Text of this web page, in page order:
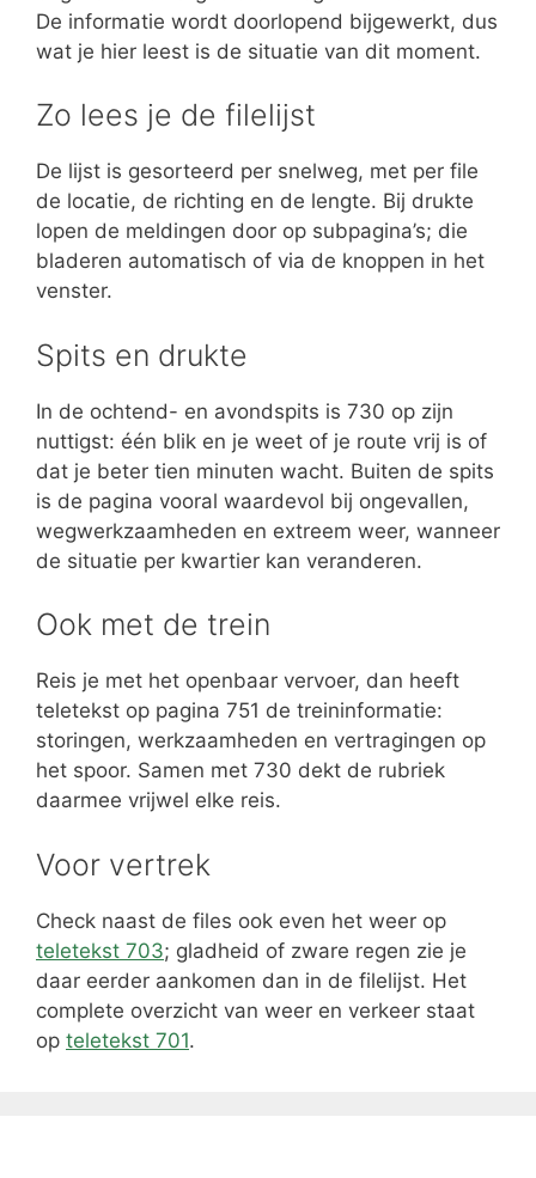
De informatie wordt doorlopend bijgewerkt, dus
wat je hier leest is de situatie van dit moment.
Zo lees je de filelijst
De lijst is gesorteerd per snelweg, met per file
de locatie, de richting en de lengte. Bij drukte
lopen de meldingen door op subpagina’s; die
bladeren automatisch of via de knoppen in het
venster.
Spits en drukte
In de ochtend- en avondspits is 730 op zijn
nuttigst: één blik en je weet of je route vrij is of
dat je beter tien minuten wacht. Buiten de spits
is de pagina vooral waardevol bij ongevallen,
wegwerkzaamheden en extreem weer, wanneer
de situatie per kwartier kan veranderen.
Ook met de trein
Reis je met het openbaar vervoer, dan heeft
teletekst op pagina 751 de treininformatie:
storingen, werkzaamheden en vertragingen op
het spoor. Samen met 730 dekt de rubriek
daarmee vrijwel elke reis.
Voor vertrek
Check naast de files ook even het weer op
teletekst 703; gladheid of zware regen zie je
daar eerder aankomen dan in de filelijst. Het
complete overzicht van weer en verkeer staat
op teletekst 701.